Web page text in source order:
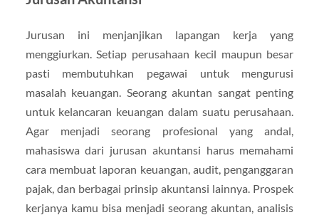
Jurusan ini menjanjikan lapangan kerja yang
menggiurkan. Setiap perusahaan kecil maupun besar
pasti membutuhkan pegawai untuk mengurusi
masalah keuangan. Seorang akuntan sangat penting
untuk kelancaran keuangan dalam suatu perusahaan.
Agar menjadi seorang profesional yang andal,
mahasiswa dari jurusan akuntansi harus memahami
cara membuat laporan keuangan, audit, penganggaran
pajak, dan berbagai prinsip akuntansi lainnya. Prospek
kerjanya kamu bisa menjadi seorang akuntan, analisis